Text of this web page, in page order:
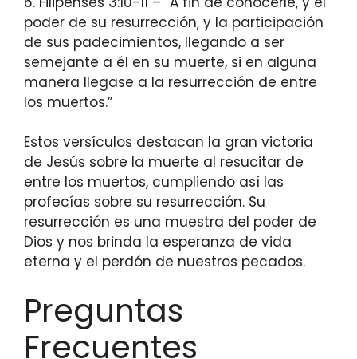
poder de su resurrección, y la participación
de sus padecimientos, llegando a ser
semejante a él en su muerte, si en alguna
manera llegase a la resurrección de entre
los muertos.”
Estos versículos destacan la gran victoria
de Jesús sobre la muerte al resucitar de
entre los muertos, cumpliendo así las
profecías sobre su resurrección. Su
resurrección es una muestra del poder de
Dios y nos brinda la esperanza de vida
eterna y el perdón de nuestros pecados.
Preguntas
Frecuentes